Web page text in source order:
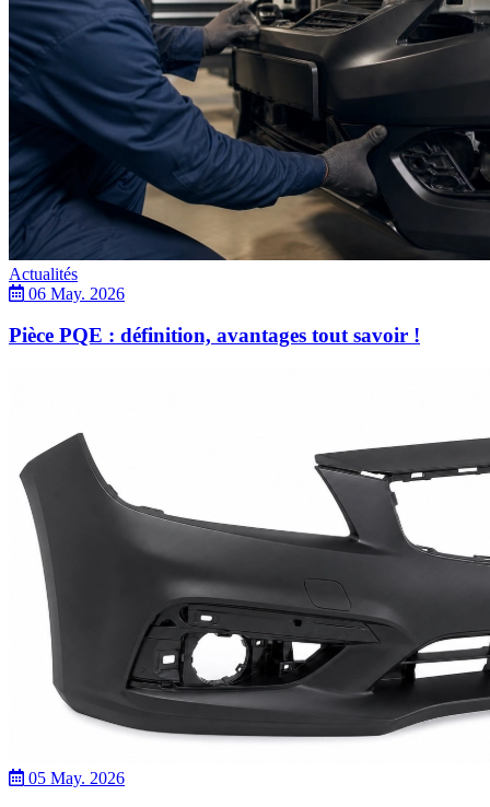
Actualités
06 May. 2026
Pièce PQE : définition, avantages tout savoir !
05 May. 2026